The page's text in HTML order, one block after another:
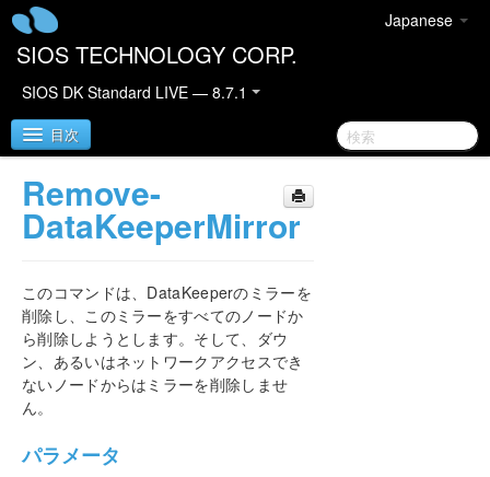
Japanese
SIOS TECHNOLOGY CORP.
SIOS DK Standard LIVE — 8.7.1
目次
SIOS DataKeeper for Windows
DataKeeper for Windows テクニカルドキュメンテ
ーション
はじめに
設定
プライマリサーバのシャットダウン
Remove-
DataKeeperMirror
このコマンドは、DataKeeperのミラーを
削除し、このミラーをすべてのノードか
ら削除しようとします。そして、ダウ
ン、あるいはネットワークアクセスでき
ないノードからはミラーを削除しませ
ん。
パラメータ